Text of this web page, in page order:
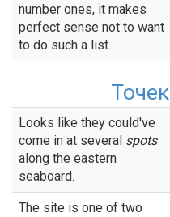
number ones, it makes
perfect sense not to want
to do such a list.
Точек
Looks like they could've
come in at several spots
along the eastern
seaboard.
The site is one of two